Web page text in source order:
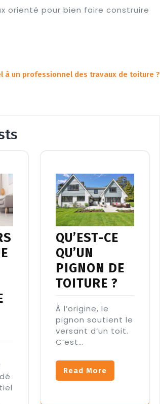
orienté pour bien faire construire
à un professionnel des travaux de toiture ?
QU’EST-CE
QU’UN
PIGNON DE
TOITURE ?
À l’origine, le
pignon soutient le
versant d’un toit.
C’est…
Read More